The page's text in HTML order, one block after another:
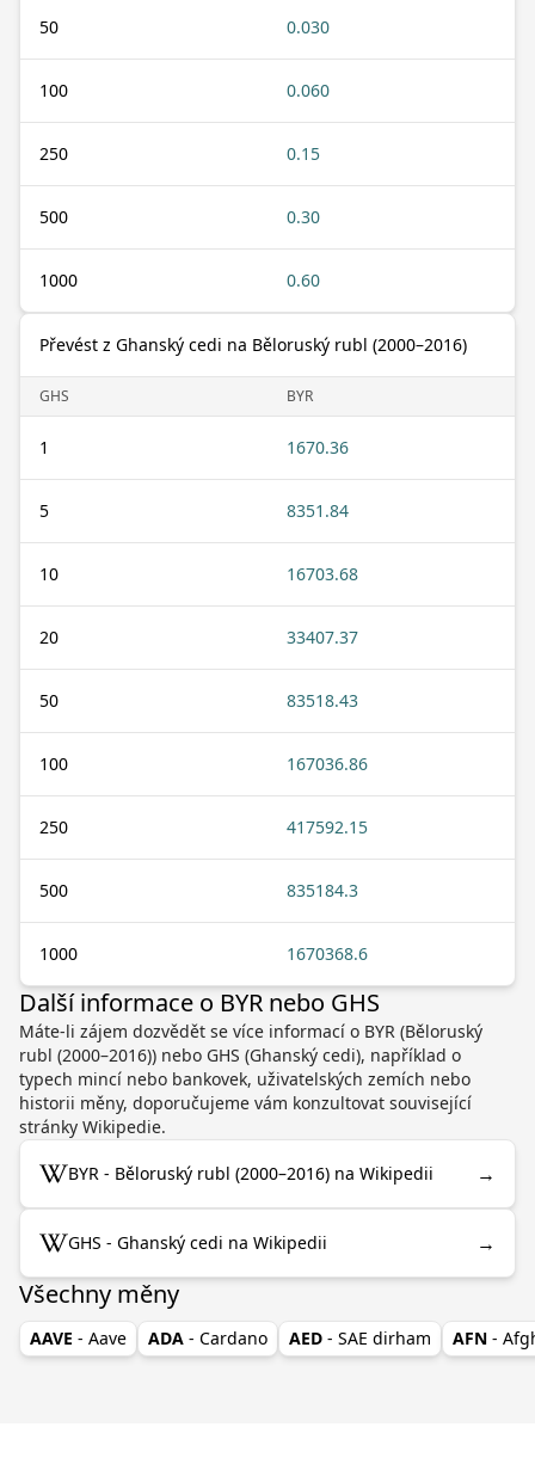
50 0.030
100 0.060
250 0.15
500 0.30
1000 0.60
Převést z Ghanský cedi na Běloruský rubl (2000–2016)
GHS BYR
1 1670.36
5 8351.84
10 16703.68
20 33407.37
50 83518.43
100 167036.86
250 417592.15
500 835184.3
1000 1670368.6
Další informace o BYR nebo GHS
Máte-li zájem dozvědět se více informací o BYR (Běloruský
rubl (2000–2016)) nebo GHS (Ghanský cedi), například o
typech mincí nebo bankovek, uživatelských zemích nebo
historii měny, doporučujeme vám konzultovat související
stránky Wikipedie.
BYR - Běloruský rubl (2000–2016) na Wikipedii →
GHS - Ghanský cedi na Wikipedii →
Všechny měny
AAVE - Aave ADA - Cardano AED - SAE dirham AFN -